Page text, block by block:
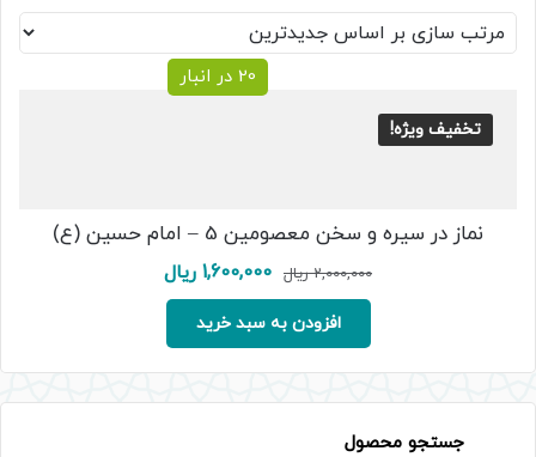
تخفیف ویژه!
20 در انبار
نماز در سیره و سخن معصومین 5 – امام حسین (ع)
2,000,000 ریال قیمت
اصلی:
2,000,000 ریال
بود.
1,600,000 ریالقیمت
افزودن به سبد خرید
جستجو محصول